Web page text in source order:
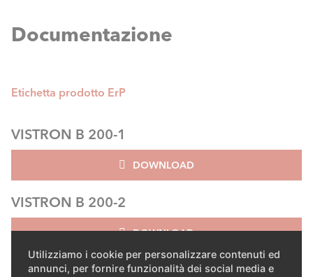
Utilizziamo i cookie per personalizzare contenuti ed
annunci, per fornire funzionalità dei social media e
Documentazione
Etichetta prodotto ErP
VISTRON B 200-1
DOWNLOAD
VISTRON B 200-2
DOWNLOAD
VISTRON B 200.2D